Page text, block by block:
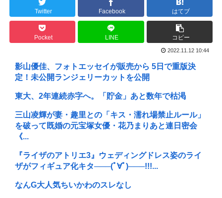
Twitter Facebook はてブ
Pocket LINE コピー
2022.11.12 10:44
影山優佳、フォトエッセイが販売から 5日で重版決
定！未公開ランジェリーカットを公開
東大、2年連続赤字へ。「貯金」あと数年で枯渇
三山凌輝が妻・趣里との「キス・濡れ場禁止ルール」
を破って既婚の元宝塚女優・花乃まりあと連日密会
《...
『ライザのアトリエ3』ウェディングドレス姿のライ
ザがフィギュア化キタ───(ﾟ∀ﾟ)───!!!...
なんG大人気ちいかわのスレなし